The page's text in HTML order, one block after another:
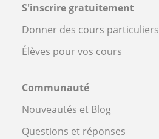
S'inscrire gratuitement
Donner des cours particuliers
Élèves pour vos cours
Communauté
Nouveautés et Blog
Questions et réponses